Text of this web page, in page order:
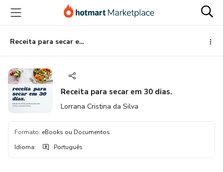
para
conteúdo
principal
para
pagamento
para
rodapé
Receita para secar em 30 dias.
Receita para secar em 30 dias.
Lorrana Cristina da Silva
Formato: eBooks ou Documentos
Idioma: Português